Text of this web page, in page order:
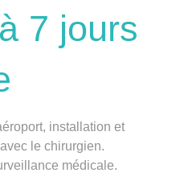
7 jours
installation et
le chirurgien.
médicale.